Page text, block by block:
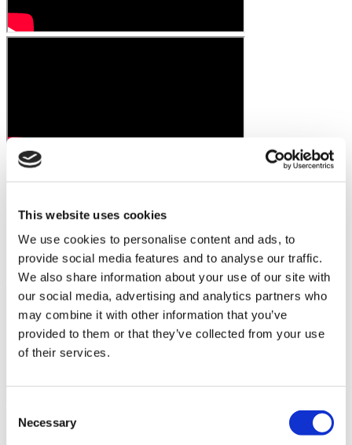
This website uses cookies
We use cookies to personalise content and ads, to
provide social media features and to analyse our traffic.
We also share information about your use of our site with
our social media, advertising and analytics partners who
may combine it with other information that you’ve
provided to them or that they’ve collected from your use
of their services.
Selection
Necessary